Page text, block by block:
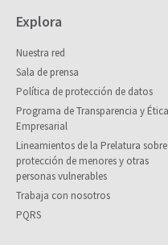
Explora
Nuestra red
Sala de prensa
Política de protección de datos
Programa de Transparencia y Ética
Empresarial
Lineamientos de la Prelatura
protección de menores y otras
personas vulnerables
Trabaja con nosotros
PQRS